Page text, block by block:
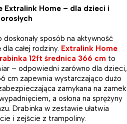
Extralink Home – dla dzieci i
sposób na aktywność
całej rodziny. Extralink Home
12ft średnica 366 cm to
– odpowiedni zarówno dla dzieci,
cm zapewnia wystarczająco dużo
zamykana na zamek
a osłona na sprężyny
Drabinka w zestawie ułatwia
i zejście z trampoliny.